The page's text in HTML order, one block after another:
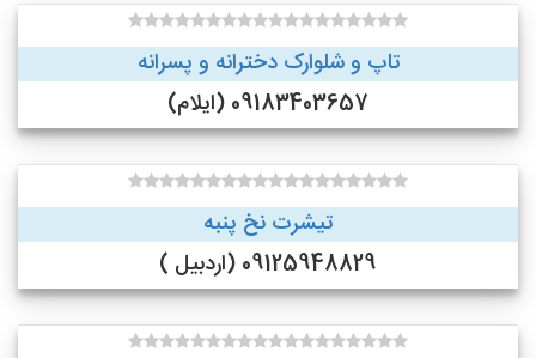
تاپ و شلوارک دخترانه و پسرانه
09183403657 (ایلام)
تیشرت نخ پنبه
09125948829 (اردبیل )